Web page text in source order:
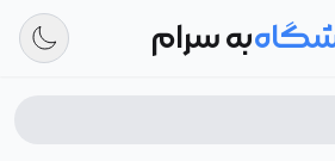
به سرام